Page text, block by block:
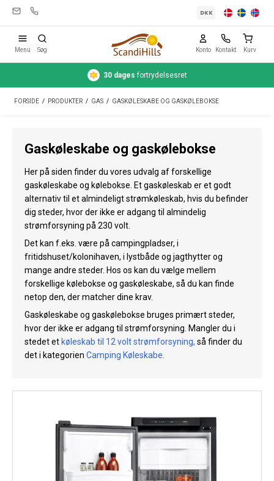
Telte
Rengøring & pleje
Rejseudstyr
Bil & trailer
Vand
Køl
Elartikler
Vejrstationer
Reservedele
DKK
Menu Søg Konto Kontakt Kurv
30 dages fortrydelsesret
FORSIDE / PRODUKTER / GAS / GASKØLESKABE OG GASKØLEBOKSE
Gaskøleskabe og gaskølebokse
Her på siden finder du vores udvalg af forskellige
gaskøleskabe og kølebokse. Et gaskøleskab er et godt
alternativ til et almindeligt strømkøleskab, hvis du befinder
dig steder, hvor der ikke er adgang til almindelig
strømforsyning på 230 volt.
Det kan f.eks. være på campingpladser, i
fritidshuset/kolonihaven, i lystbåde og jagthytter og
mange andre steder. Hos os kan du vælge mellem
forskellige kølebokse og gaskøleskabe, så du kan finde
netop den, der matcher dine krav.
Gaskøleskabe og gaskølebokse bruges primært steder,
hvor der ikke er adgang til strømforsyning. Mangler du i
stedet et køleskab til 12 volt strømforsyning, så finder du
det i kategorien Camping Køleskabe